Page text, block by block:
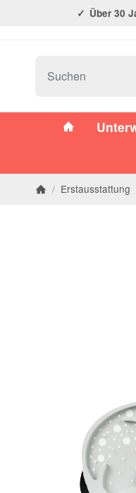
Über 30
/ Erstausstattung